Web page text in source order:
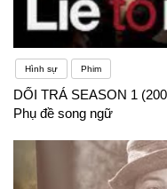
Hình sự Phim
DỐI TRÁ SEASON 1
Phụ đề song ngữ